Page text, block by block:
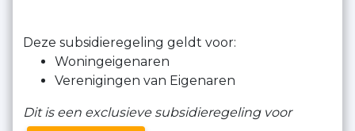
Deze subsidieregeling geldt voor:
Woningeigenaren
Verenigingen van Eigenaren
Dit is een exclusieve subsidieregeling voor